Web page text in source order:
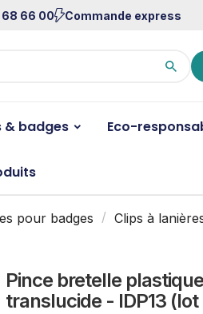
68 66 00 Commande express
& badges Eco-
pour badges Clips à
Pince bretelle
translucide - IDP13 (lot